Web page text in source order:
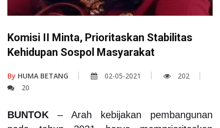
Komisi II Minta, Prioritaskan Stabilitas
Kehidupan Sospol Masyarakat
By HUMA BETANG 02-05-2021
202
20
BUNTOK – Arah kebijakan pembangunan